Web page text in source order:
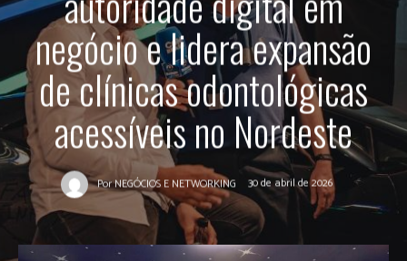
negócio e lidera expansão
de clínicas odontológicas
acessíveis no Nordeste
PorNEGÓCIOS E NETWORKING 30 de abril de 2026